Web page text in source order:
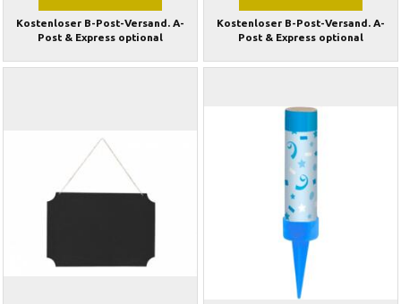
Kostenloser B-Post-Versand. A-
Post & Express optional
Kostenloser B-Post-Versand. A-
Post & Express optional